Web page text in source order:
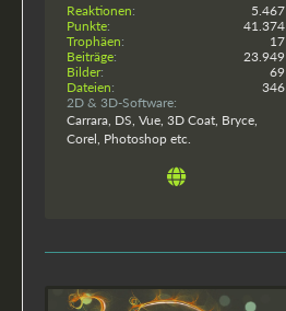
Reaktionen
5.467
Punkte
41.374
Trophäen
17
Beiträge
23.949
Bilder
69
Dateien
346
2D & 3D-Software
Carrara, DS, Vue, 3D Coat, Bryce,
Corel, Photoshop etc.